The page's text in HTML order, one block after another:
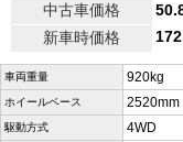
中古車価格
新車時価格
車両重量 920kg
ホイールベース 2520mm
駆動方式 4WD